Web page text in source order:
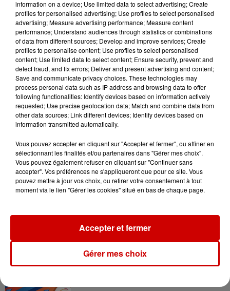
Mans !
Alouette vous invite à
Futuroscope Xperiences !
Le Duel - Gagnez votre balade
Podcasts Voir plus
Kelly Massol, figure
emblématique de
information on a device; Use limited data to select advertising; Create
profiles for personalised advertising; Use profiles to select personalised
advertising; Measure advertising performance; Measure content
performance; Understand audiences through statistics or combinations
of data from different sources; Develop and improve services; Create
profiles to personalise content; Use profiles to select personalised
content; Use limited data to select content; Ensure security, prevent and
detect fraud, and fix errors; Deliver and present advertising and content;
Save and communicate privacy choices. These technologies may
process personal data such as IP address and browsing data to offer
following functionalities: Identify devices based on information actively
requested; Use precise geolocation data; Match and combine data from
other data sources; Link different devices; Identify devices based on
information transmitted automatically.
Vous pouvez accepter en cliquant sur "Accepter et fermer", ou affiner en
sélectionnant les finalités et/ou partenaires dans "Gérer mes choix".
Vous pouvez également refuser en cliquant sur "Continuer sans
accepter". Vos préférences ne s'appliqueront que pour ce site. Vous
pouvez mettre à jour vos choix, ou retirer votre consentement à tout
moment via le lien "Gérer les cookies" situé en bas de chaque page.
Gérer mes choix
Accepter et fermer